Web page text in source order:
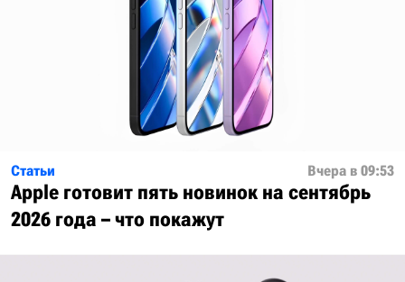
Статьи Вчера в 09:53
Apple готовит пять новинок на сентябрь
2026 года – что покажут